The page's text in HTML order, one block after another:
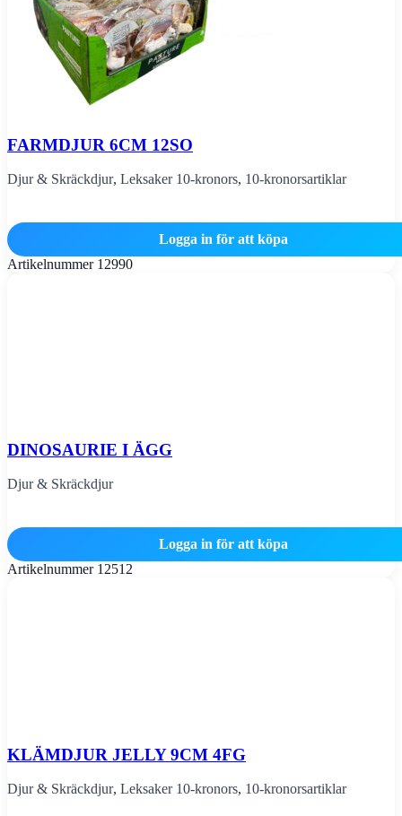
FARMDJUR 6CM 12SO
Djur & Skräckdjur, Leksaker 10-kronors, 10-kronorsartiklar
Logga in för att köpa
Artikelnummer 12990
DINOSAURIE I ÄGG
Djur & Skräckdjur
Logga in för att köpa
Artikelnummer 12512
KLÄMDJUR JELLY 9CM 4FG
Djur & Skräckdjur, Leksaker 10-kronors, 10-kronorsartiklar